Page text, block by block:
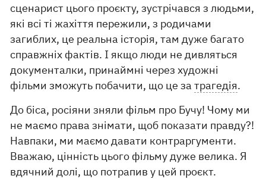
сценарист цього проєкту, зустрічався з людьми,
які всі ті жахіття пережили, з родичами
загиблих, це реальна історія, там дуже багато
справжніх фактів. І якщо люди не дивляться
документалки, принаймні через художні
фільми зможуть побачити, що це затрагедія.
До біса, росіяни зняли фільм про Бучу! Чому ми
не маємо права знімати, щоб показати правду?!
Навпаки, ми маємо давати контраргументи.
Вважаю, цінність цього фільму дуже велика. Я
вдячний долі, що потрапив у цей проєкт.